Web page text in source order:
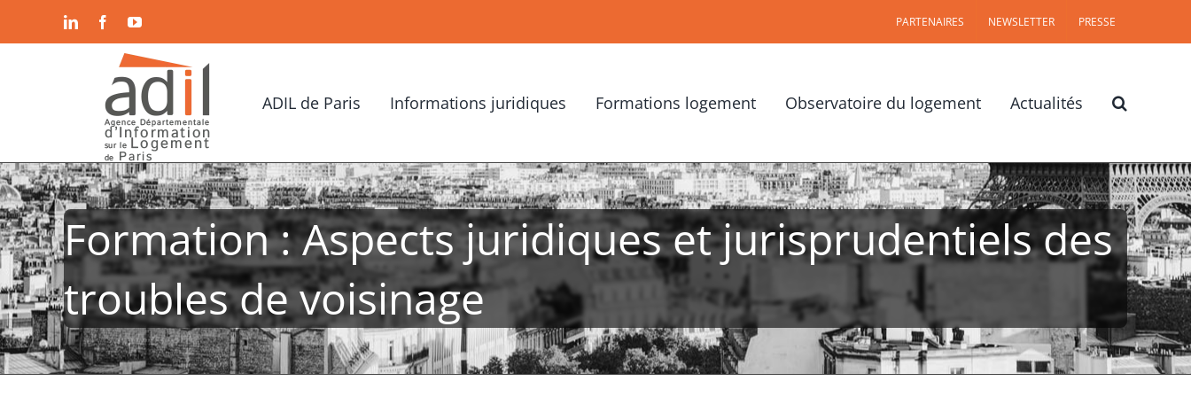
LinkedInFacebookYouTube PARTENAIRES NEWSLETTER PRESSE
ADIL de Paris Informations juridiques Formations logement Observatoire du logement Actualités
Formation : Aspects juridiques et jurisprudentiels des
troubles de voisinage